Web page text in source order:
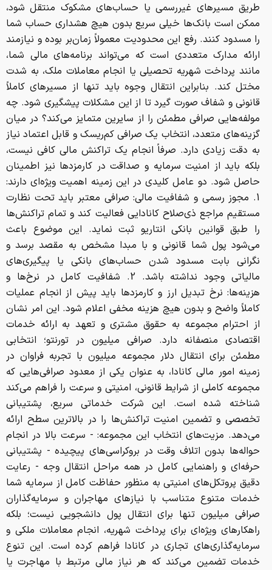
طریق مسیرهای غیررسمی یا حساب‌های مشکوک منتقل شود،
ممکن است بانک‌ها خیلی سریع بدون هیچ هشداری حساب شما
را مسدود کنند. رفع این محدودیت معمولاً زمان‌بر بوده و نیازمند
ارائه مدارک متعددی است که می‌تواند برنامه‌های مالی شما،
مانند پرداخت شهریه تحصیلی یا انجام معاملات ملک، به شدت
مختل کند. بنابراین انتقال وجوه باید تنها از مسیرهای کاملاً
قانونی و شفاف صورت گیرد تا از این مشکلات پیشگیری شود. چه
مولفه‌هایی صرافی مطمئن را از سایرین متمایز می‌کند؟ در میان
گزینه‌های متعدد، انتخاب یک صرافی کم‌ریسک و قابل اعتماد نیاز
به دقت زیادی دارد. صرفاً انجام یک تراکنش مالی کافی نیست،
بلکه باید از امنیت سرمایه و صداقت در کارمزدها نیز اطمینان
حاصل شود. دو عامل کلیدی در این زمینه اهمیت ویژه‌ای دارند:
1. مجوز رسمی و شفافیت مالی: صرافی معتبر باید تحت نظارت
مستقیم مراجع ذی‌صلاح کانادایی فعالیت کند و تمام تراکنش‌ها
را طبق قوانین بانکی انتاریو ثبت نماید. این موضوع باعث
می‌شود پول شما قانونی و با مبدا مشخص به مقصد برسد و
نگرانی بابت مسدود شدن حساب‌های بانکی یا پیگیری‌های
مالیاتی وجود نداشته باشد. 2. شفافیت کامل در نرخ‌ها و
هزینه‌ها: نرخ تبدیل ارز و کارمزدها باید پیش از انجام عملیات
کاملاً واضح و بدون هیچ هزینه مخفی اعلام شود. این امر نشان
از احترام مجموعه به حقوق مشتری و تعهد به ارائه خدمات
اقتصادی منصفانه دارد. صرافی میلیون در تورنتو؛ انتخابی
مطمئن برای انتقال دلار مجموعه میلیون با تجربه فراوان در
زمینه امور مالی کانادا، به عنوان یکی از معدود صرافی‌هایی که
مجموعه کاملی از شرایط قانونی، امنیتی و سرعت را فراهم می‌کند
شناخته شده است. این شرکت خدماتی سریع، پشتیبانی
تخصصی و تضمین امنیت تراکنش‌ها را در بالاترین سطح ارائه
می‌دهد. مزیت‌های انتخاب این مجموعه: - سرعت بالا در انجام
حواله‌ها بدون اتلاف وقت در بروکراسی‌های پیچیده - پشتیبانی
حرفه‌ای و راهنمایی کامل در همه مراحل انتقال وجه - رعایت
دقیق پروتکل‌های امنیتی به منظور حفاظت کامل از سرمایه شما
خدمات متنوع متناسب با نیازهای مهاجران و سرمایه‌گذاران
صرافی میلیون تنها برای انتقال پول دانشجویی نیست؛ بلکه
راهکارهای ویژه‌ای برای پرداخت شهریه، انجام معاملات ملکی و
سرمایه‌گذاری‌های تجاری در کانادا فراهم کرده است. این تنوع
خدمات تضمین می‌کند که هر نیاز مالی مرتبط با مهاجرت یا